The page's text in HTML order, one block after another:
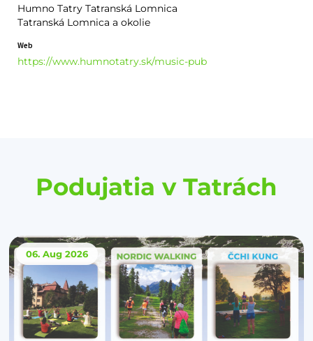
Humno Tatry Tatranská Lomnica
Tatranská Lomnica a okolie
Web
https://www.humnotatry.sk/music-pub
Podujatia v Tatrách
06. Aug 2026